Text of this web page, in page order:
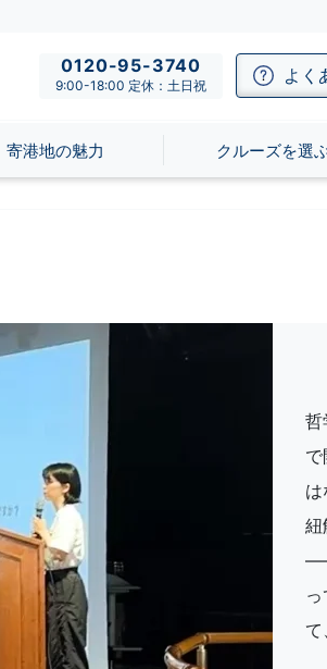
0120-95-3740
9:00-18:00 定休：土日祝 よく
寄港地の魅力 クルーズを選
哲
紐
て